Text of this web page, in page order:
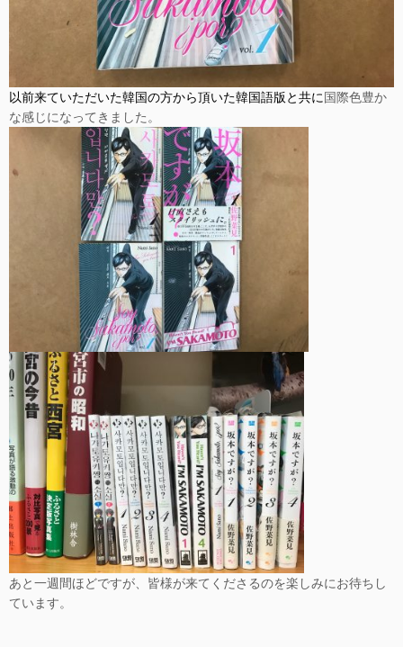
以前来ていただいた韓国の方から頂いた韓国語版と共に国際色豊か
な感じになってきました。
あと一週間ほどですが、皆様が来てくださるのを楽しみにお待ちし
ています。